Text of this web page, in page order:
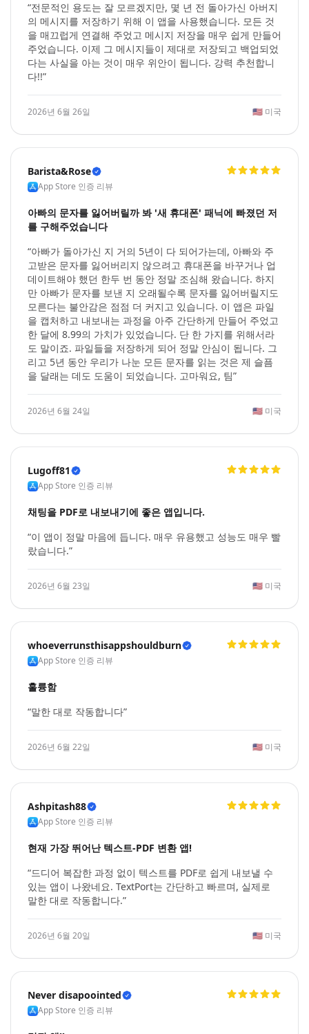
“전문적인 용도는 잘 모르겠지만, 몇 년 전 돌아가신 아버지
의 메시지를 저장하기 위해 이 앱을 사용했습니다. 모든 것
을 매끄럽게 연결해 주었고 메시지 저장을 매우 쉽게 만들어
주었습니다. 이제 그 메시지들이 제대로 저장되고 백업되었
다는 사실을 아는 것이 매우 위안이 됩니다. 강력 추천합니
다!!”
2026년 6월 26일 🇺🇸 미국
Barista&Rose
App Store 인증 리뷰
아빠의 문자를 잃어버릴까 봐 '새 휴대폰' 패닉에 빠졌던 저
를 구해주었습니다
“아빠가 돌아가신 지 거의 5년이 다 되어가는데, 아빠와 주
고받은 문자를 잃어버리지 않으려고 휴대폰을 바꾸거나 업
데이트해야 했던 한두 번 동안 정말 조심해 왔습니다. 하지
만 아빠가 문자를 보낸 지 오래될수록 문자를 잃어버릴지도
모른다는 불안감은 점점 더 커지고 있습니다. 이 앱은 파일
을 캡처하고 내보내는 과정을 아주 간단하게 만들어 주었고
한 달에 8.99의 가치가 있었습니다. 단 한 가지를 위해서라
도 말이죠. 파일들을 저장하게 되어 정말 안심이 됩니다. 그
리고 5년 동안 우리가 나눈 모든 문자를 읽는 것은 제 슬픔
을 달래는 데도 도움이 되었습니다. 고마워요, 팀”
2026년 6월 24일 🇺🇸 미국
Lugoff81
App Store 인증 리뷰
채팅을 PDF로 내보내기에 좋은 앱입니다.
“이 앱이 정말 마음에 듭니다. 매우 유용했고 성능도 매우 빨
랐습니다.”
2026년 6월 23일 🇺🇸 미국
whoeverrunsthisappshouldburn
App Store 인증 리뷰
훌륭함
“말한 대로 작동합니다”
2026년 6월 22일 🇺🇸 미국
Ashpitash88
App Store 인증 리뷰
현재 가장 뛰어난 텍스트-PDF 변환 앱!
“드디어 복잡한 과정 없이 텍스트를 PDF로 쉽게 내보낼 수
있는 앱이 나왔네요. TextPort는 간단하고 빠르며, 실제로
말한 대로 작동합니다.”
2026년 6월 20일 🇺🇸 미국
Never disapoointed
App Store 인증 리뷰